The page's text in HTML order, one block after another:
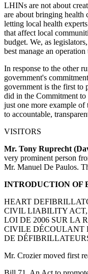
LHINs are not about
are about bringing health
letting local health
that affect local
budget. We, as
best manage an
In response to the other
government's
government is the first
did in the Commitment
just one more example
to accountable,
VISITORS
Mr. Tony Ruprecht
very prominent person
Mr. Manuel De Paulos.
INTRODUCTION OF
HEART
CIVIL LIABILITY ACT,
LOI DE 2006 SUR LA
CIVILE DÉCOULANT
DE
Mr. Crozier moved first